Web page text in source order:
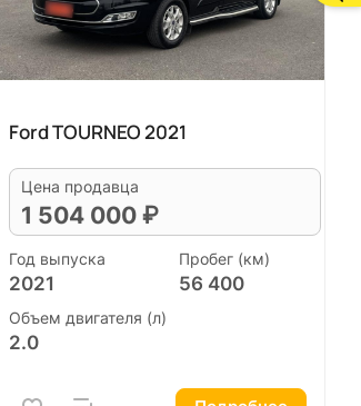
Ford TOURNEO 2021
Цена продавца
1 504 000 ₽
Год выпуска
2021
Пробег (км)
56 400
Объем двигателя (л)
2.0